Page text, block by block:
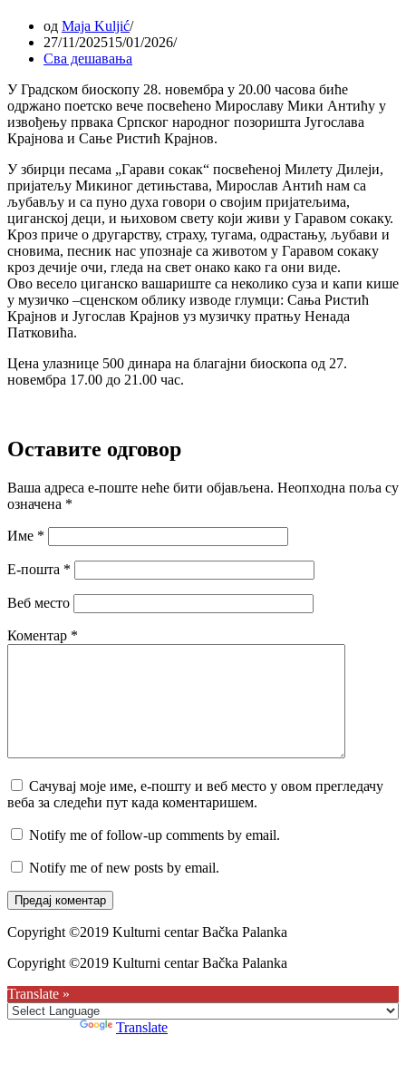
од Maja Kuljić
27/11/202515/01/2026
Сва дешавања
У Градском биоскопу 28. новембра у 20.00 часова биће
одржано поетско вече посвећено Мирославу Мики Антићу у
извођењу првака Српског народног позоришта Југослава
Крајнова и Сање Ристић Крајнов.
У збирци песама „Гарави сокак“ посвећеној Милету Дилеји,
пријатељу Микиног детињстава, Мирослав Антић нам са
љубављу и са пуно духа говори о својим пријатељима,
циганској деци, и њиховом свету који живи у Гаравом сокаку.
Кроз приче о другарству, страху, тугама, одрастању, љубави и
сновима, песник нас упознаје са животом у Гаравом сокаку
кроз дечије очи, гледа на свет онако како га они виде.
Ово весело циганско вашариште са неколико суза и капи кише
у музичко –сценском облику изводе глумци: Сања Ристић
Крајнов и Југослав Крајнов уз музичку пратњу Ненада
Патковића.
Цена улазнице 500 динара на благајни биоскопа од 27.
новембра 17.00 до 21.00 час.
Оставите одговор
Ваша адреса е-поште неће бити објављена. Неопходна поља су
означена *
Име *
Е-пошта *
Веб место
Коментар *
Сачувај моје име, е-пошту и веб место у овом прегледачу
веба за следећи пут када коментаришем.
Notify me of follow-up comments by email.
Notify me of new posts by email.
Copyright ©2019 Kulturni centar Bačka Palanka
Copyright ©2019 Kulturni centar Bačka Palanka
Translate »
Translate